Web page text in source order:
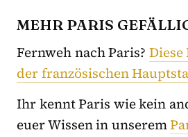
MEHR PARIS
Fernweh nach Paris?
der französischen
Ihr kennt Paris wie kein
euer Wissen in unserem